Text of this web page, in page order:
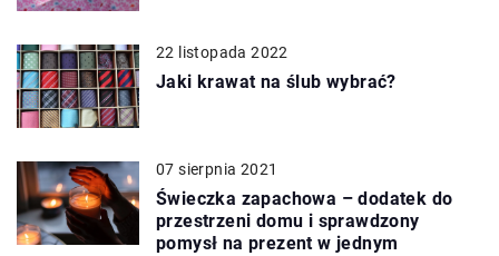
22 listopada 2022
Jaki krawat na ślub wybrać?
07 sierpnia 2021
Świeczka zapachowa – dodatek do
przestrzeni domu i sprawdzony
pomysł na prezent w jednym